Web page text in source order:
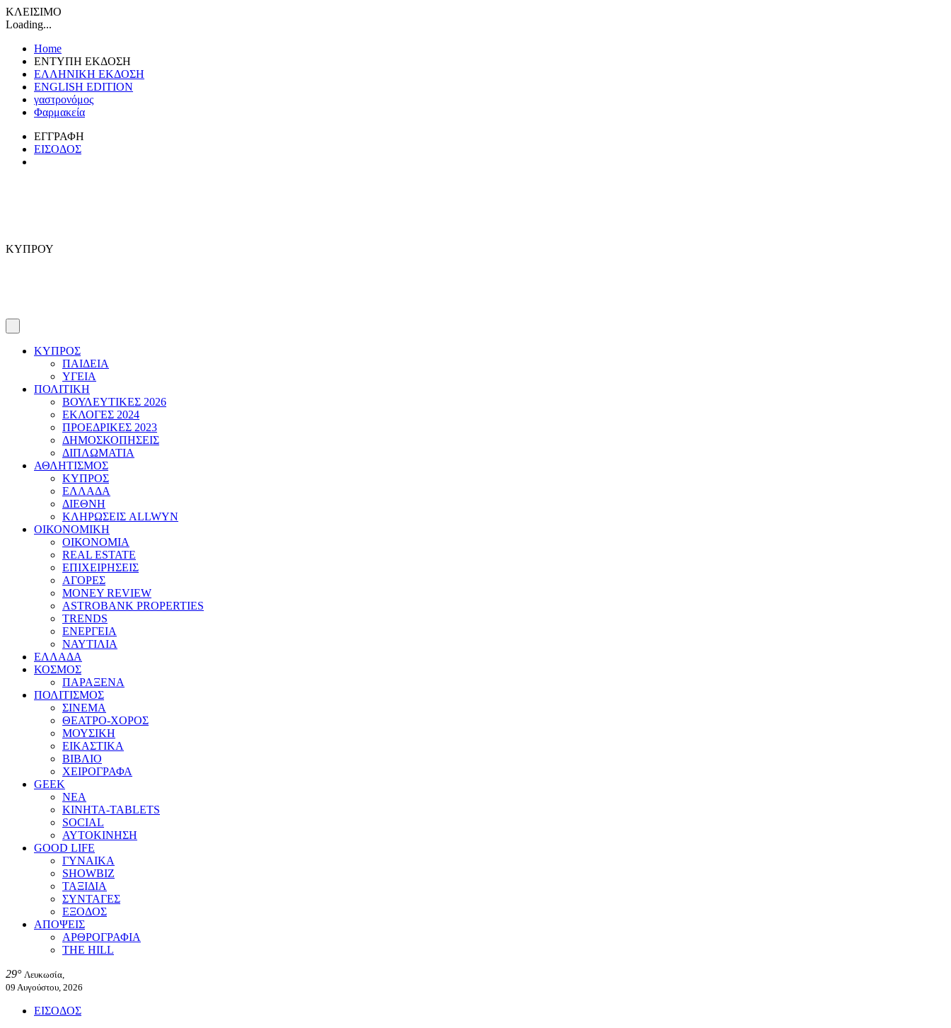
ΚΛΕΙΣΙΜΟ
Loading...
Home
ΕΝΤΥΠΗ ΕΚΔΟΣΗ
ΕΛΛΗΝΙΚΗ ΕΚΔΟΣΗ
ENGLISH EDITION
γαστρονόμος
Φαρμακεία
ΕΓΓΡΑΦΗ
ΕΙΣΟΔΟΣ
ΚΥΠΡΟΥ
ΚΥΠΡΟΣ
ΠΑΙΔΕΙΑ
ΥΓΕΙΑ
ΠΟΛΙΤΙΚΗ
ΒΟΥΛΕΥΤΙΚΕΣ 2026
ΕΚΛΟΓΕΣ 2024
ΠΡΟΕΔΡΙΚΕΣ 2023
ΔΗΜΟΣΚΟΠΗΣΕΙΣ
ΔΙΠΛΩΜΑΤΙΑ
ΑΘΛΗΤΙΣΜΟΣ
ΚΥΠΡΟΣ
ΕΛΛΑΔΑ
ΔΙΕΘΝΗ
ΚΛΗΡΩΣΕΙΣ ALLWYN
ΟΙΚΟΝΟΜΙΚΗ
ΟΙΚΟΝΟΜΙΑ
REAL ESTATE
ΕΠΙΧΕΙΡΗΣΕΙΣ
ΑΓΟΡΕΣ
MONEY REVIEW
ASTROBANK PROPERTIES
TRENDS
ΕΝΕΡΓΕΙΑ
ΝΑΥΤΙΛΙΑ
ΕΛΛΑΔΑ
ΚΟΣΜΟΣ
ΠΑΡΑΞΕΝΑ
ΠΟΛΙΤΙΣΜΟΣ
ΣΙΝΕΜΑ
ΘΕΑΤΡΟ-ΧΟΡΟΣ
ΜΟΥΣΙΚΗ
ΕΙΚΑΣΤΙΚΑ
ΒΙΒΛΙΟ
ΧΕΙΡΟΓΡΑΦΑ
GEEK
ΝΕΑ
ΚΙΝΗΤΑ-TABLETS
SOCIAL
ΑΥΤΟΚΙΝΗΣΗ
GOOD LIFE
ΓΥΝΑΙΚΑ
SHOWBIZ
ΤΑΞΙΔΙΑ
ΣΥΝΤΑΓΕΣ
ΕΞΟΔΟΣ
ΑΠΟΨΕΙΣ
ΑΡΘΡΟΓΡΑΦΙΑ
THE HILL
29° Λευκωσία,
09 Αυγούστου, 2026
ΕΙΣΟΔΟΣ